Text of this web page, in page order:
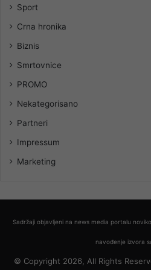
Sport
Crna hronika
Biznis
Smrtovnice
PROMO
Nekategorisano
Partneri
Impressum
Marketing
Sadržaji objavljeni na news media portalu
navođenje izvora
© Copyright 2026, All Rights